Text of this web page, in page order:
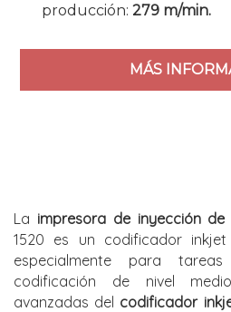
producción:279 m/min.
MÁS
La impresora de inyección
1520 es un codificador
especialmente para
codificación de nivel
avanzadas del codificador